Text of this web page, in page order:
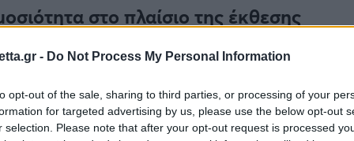
- Do Not Process My Personal Information
opt-out of the sale, sharing to third parties, or processing of your
for targeted advertising by us, please use the below opt-out
selection. Please note that after your opt-out request is processed
στο πλαίσιο της έκθεσης
τις μέρες στο Las Vegas.